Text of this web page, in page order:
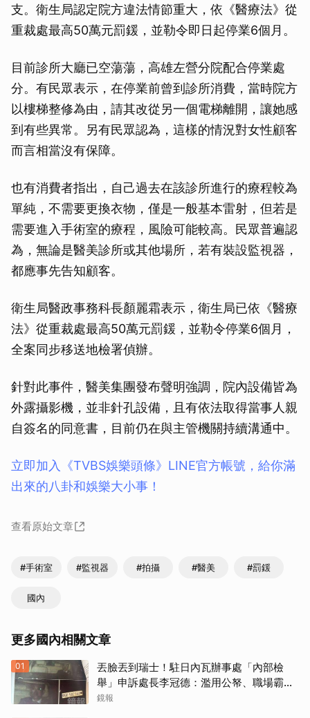
支。衛生局認定院方違法情節重大，依《醫療法》從
重裁處最高50萬元罰鍰，並勒令即日起停業6個月。
目前診所大廳已空蕩蕩，高雄左營分院配合停業處
分。有民眾表示，在停業前曾到診所消費，當時院方
以樓梯整修為由，請其改從另一個電梯離開，讓她感
到有些異常。另有民眾認為，這樣的情況對女性顧客
而言相當沒有保障。
也有消費者指出，自己過去在該診所進行的療程較為
單純，不需要更換衣物，僅是一般基本雷射，但若是
需要進入手術室的療程，風險可能較高。民眾普遍認
為，無論是醫美診所或其他場所，若有裝設監視器，
都應事先告知顧客。
衛生局醫政事務科長顏麗霜表示，衛生局已依《醫療
法》從重裁處最高50萬元罰鍰，並勒令停業6個月，
全案同步移送地檢署偵辦。
針對此事件，醫美集團發布聲明強調，院內設備皆為
外露攝影機，並非針孔設備，且有依法取得當事人親
自簽名的同意書，目前仍在與主管機關持續溝通中。
立即加入《TVBS娛樂頭條》LINE官方帳號，給你滿
出來的八卦和娛樂大小事！
查看原始文章
#手術室 #監視器 #拍攝 #醫美 #罰鍰
國內
更多國內相關文章
01
丟臉丟到瑞士！駐日內瓦辦事處「內部檢
舉」申訴處長李冠德：濫用公帑、職場霸
凌、超速仔拒繳罰單 外交部要查了
鏡報